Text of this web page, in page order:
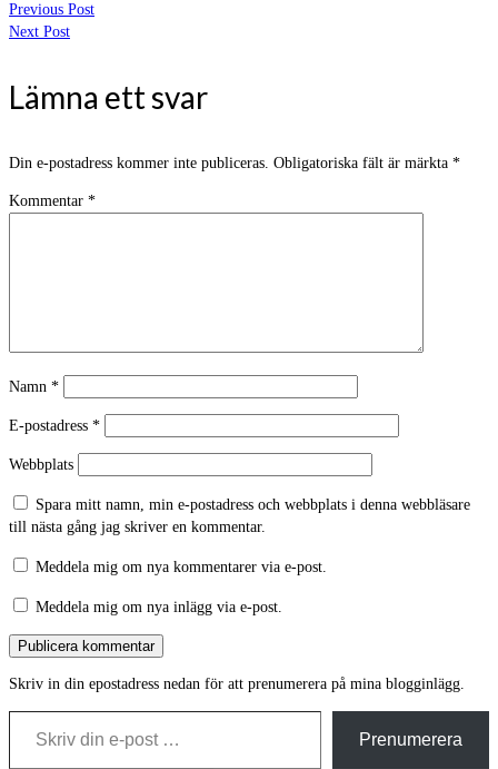
Previous Post
Next Post
Lämna ett svar
Din e-postadress kommer inte publiceras. Obligatoriska fält är märkta *
Kommentar *
Namn *
E-postadress *
Webbplats
Spara mitt namn, min e-postadress och webbplats i denna webbläsare
till nästa gång jag skriver en kommentar.
Meddela mig om nya kommentarer via e-post.
Meddela mig om nya inlägg via e-post.
Skriv in din epostadress nedan för att prenumerera på mina blogginlägg.
Skriv din e-post …
Prenumerera